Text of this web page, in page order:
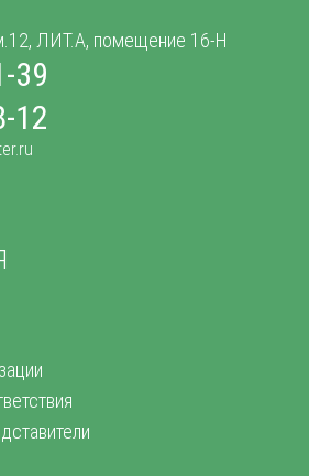
ЛИТ.А, помещение 16-Н
39
12